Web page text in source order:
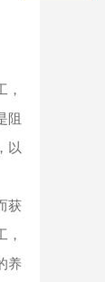
，
阻
以
获
，
养